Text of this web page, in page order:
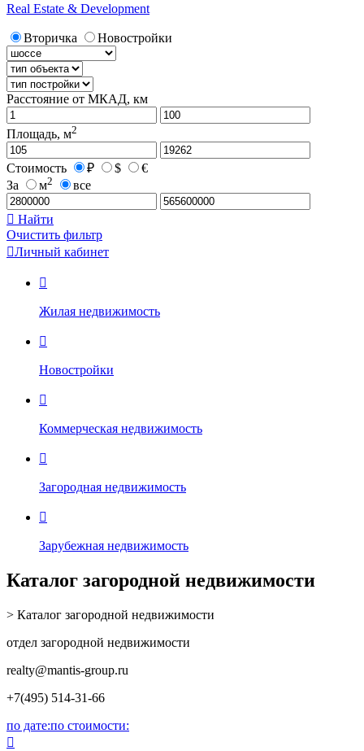
Real Estate & Development
Вторичка Новостройки
Расстояние от МКАД, км
Площадь, м2
Стоимость ₽ $
€
За
м2 все
 Найти
Очистить фильтр
Личный кабинет

Жилая недвижимость

Новостройки

Коммерческая недвижимость

Загородная недвижимость

Зарубежная недвижимость
Каталог загородной недвижимости
> Каталог загородной недвижимости
отдел загородной недвижимости
realty@mantis-group.ru
+7(495) 514-31-66
по дате:по стоимости:
